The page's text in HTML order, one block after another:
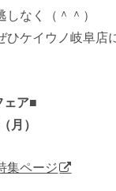
しなく（＾＾）
ひケイウノ岐阜店
ェア■
月）
集ページ